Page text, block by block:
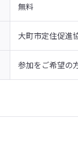
無料
大町市定住促進
参加をご希望の